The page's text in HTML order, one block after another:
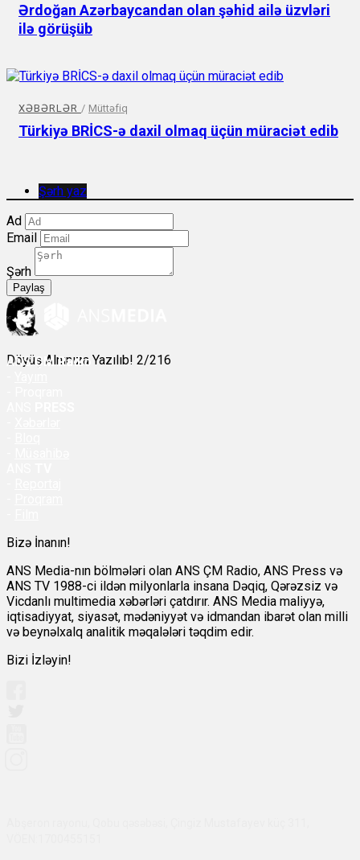
Ərdoğan Azərbaycandan olan şəhid ailə üzvləri
ilə görüşüb
XƏBƏRLƏR / Müttəfiq
Türkiyə BRİCS-ə daxil olmaq üçün müraciət edib
Şərh yaz
Ad
Email
Şərh
Paylaş
Döyüş Alnınıza Yazılıb! 2/216
ANSÇM Radio
Bizə İnanın!
ANS Media-nın bölmələri olan ANS ÇM Radio, ANS Press və
ANS TV 1988-ci ildən milyonlarla insana Dəqiq, Qərəzsiz və
Vicdanlı multimedia xəbərləri çatdırır. ANS Media maliyyə,
iqtisadiyyat, siyasət, mədəniyyət və idmandan ibarət olan milli
və beynəlxalq analitik məqalələri təqdim edir.
Bizi İzləyin!